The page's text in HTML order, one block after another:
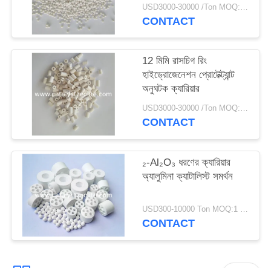
USD3000-30000 /Ton MOQ:1 কিলোগ্রাম
CONTACT
12 মিমি রাসচিগ রিং
হাইড্রোজেনেশন প্রোটেক্ট্যান্ট
অনুঘটক ক্যারিয়ার
USD3000-30000 /Ton MOQ:1 কিলোগ্রাম
CONTACT
₂-Al₂O₃ ধরণের ক্যারিয়ার
অ্যালুমিনা ক্যাটালিস্ট সমর্থন
USD300-10000 Ton MOQ:1 কিলোগ্রাম
CONTACT